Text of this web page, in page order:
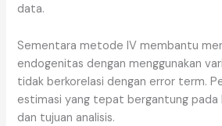
data.
Sementara metode IV membantu
endogenitas dengan menggunakan
tidak berkorelasi dengan error term.
estimasi yang tepat bergantung
dan tujuan analisis.